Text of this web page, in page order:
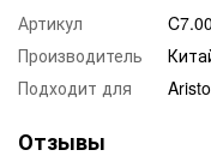
Артикул
Производитель
Подходит для
Отзывы